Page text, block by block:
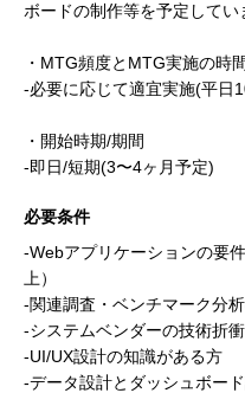
ボードの制作等を予定してい
・MTG頻度とMTG実施の時
-必要に応じて適宜実施(平日
・開始時期/期間
-即日/短期(3〜4ヶ月予定)
必要条件
-Webアプリケーションの要
上）
-関連調査・ベンチマーク分
-システムベンダーの技術折
-UI/UX設計の知識がある方
-データ設計とダッシュボー